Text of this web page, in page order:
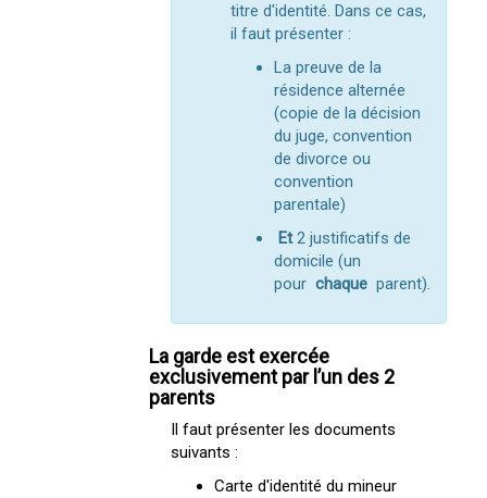
titre d'identité. Dans ce cas,
il faut présenter :
La preuve de la
résidence alternée
(copie de la décision
du juge, convention
de divorce ou
convention
parentale)
Et2 justificatifs de
domicile (un
pourchaque parent).
La garde est exercée
exclusivement par l’un des 2
parents
Il faut présenter les documents
suivants :
Carte d'identité du mineur